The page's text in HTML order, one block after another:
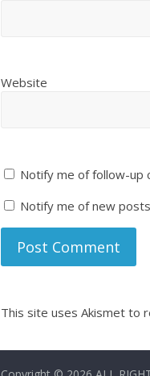
Website
Notify me of follow-up
Notify me of new
This site uses Akismet to